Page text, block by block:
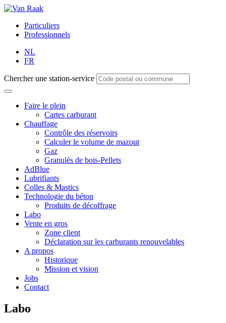
Particuliers
Professionnels
NL
FR
Chercher une station-service
Faire le plein
Cartes carburant
Chauffage
Contrôle des réservoirs
Calculer le volume de mazout
Gaz
Granulés de bois-Pellets
AdBlue
Lubrifiants
Colles & Mastics
Technologie du béton
Produits de décoffrage
Labo
Vente en gros
Zone client
Déclaration sur les carburants renouvelables
A propos
Historique
Mission et vision
Jobs
Contact
Labo